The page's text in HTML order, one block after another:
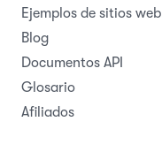
Ejemplos de sitios web
Blog
Documentos API
Glosario
Afiliados